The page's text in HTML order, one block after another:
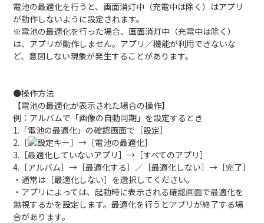
電池の最適化を行うと、画面消灯中（充電中は除く）はアプリ
が動作しないように設定されます。
※電池の最適化を行った場合、画面消灯中（充電中は除く）
は、アプリが動作しません。アプリ／機能が利用できないな
ど、意図しない現象が発生することがあります。
●操作方法
【電池の最適化が表示された場合の操作】
例：アルバムで「画像の自動同期」を設定するとき
1.「電池の最適化」の確認画面で［設定］
2.［
］→［電池の最適化］
3.［最適化していないアプリ］→［すべてのアプリ］
4.［アルバム］→［最適化する］／［最適化しない］→［完了］
・通常は［最適化しない］を選択してください。
・アプリによっては、起動時に表示される確認画面で最適化を
無視するかを設定します。最適化を行うとアプリが終了する場
合があります。